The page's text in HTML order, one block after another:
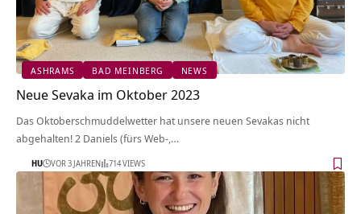
ASHRAMS BAD MEINBERG NEWS
Neue Sevaka im Oktober 2023
Das Oktoberschmuddelwetter hat unsere neuen Sevakas nicht
abgehalten! 2 Daniels (fürs Web-,…
HU VOR 3 JAHREN 714 VIEWS